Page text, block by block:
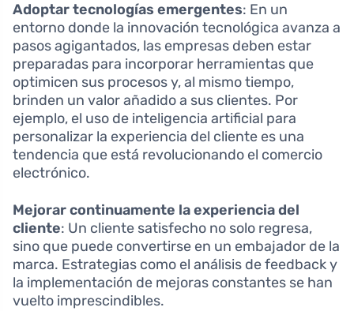
Adoptar tecnologías emergentes: En un
entorno donde la innovación tecnológica avanza a
pasos agigantados, las empresas deben estar
preparadas para incorporar herramientas que
optimicen sus procesos y, al mismo tiempo,
brinden un valor añadido a sus clientes. Por
ejemplo, el uso de inteligencia artificial para
personalizar la experiencia del cliente es una
tendencia que está revolucionando el comercio
electrónico.
Mejorar continuamente la experiencia del
cliente: Un cliente satisfecho no solo regresa,
sino que puede convertirse en un embajador de la
marca. Estrategias como el análisis de feedback y
la implementación de mejoras constantes se han
vuelto imprescindibles.